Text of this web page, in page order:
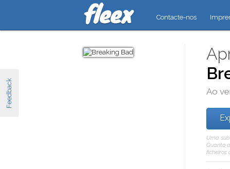
Feedback
Contacte-nos
Ao
Uma
Quanto
ficheiros